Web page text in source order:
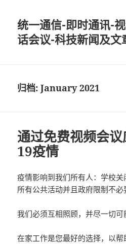
统一通信-即时通讯-
话会议-科技新闻及文
归档: January 2021
通过免费视频会
19疫情
疫情影响到我们所有人：学校
所有公共活动并且政府限制不必
我们必须互相照顾，并尽一切可
在家工作是您最好的选择，以